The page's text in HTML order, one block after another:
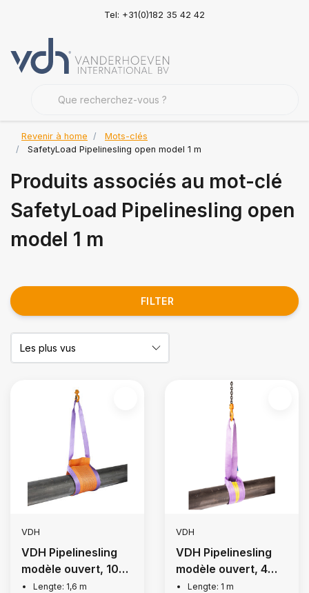
Tel: +31(0)182 35 42 42
Revenir à home
Mots-clés
SafetyLoad Pipelinesling open model 1 m
Produits associés au mot-clé
SafetyLoad Pipelinesling open
model 1 m
FILTER
VDH
VDH Pipelinesling
modèle ouvert, 10
inchLengte: 1,6 m
VDH
VDH Pipelinesling
modèle ouvert, 4
inchLengte: 1 m